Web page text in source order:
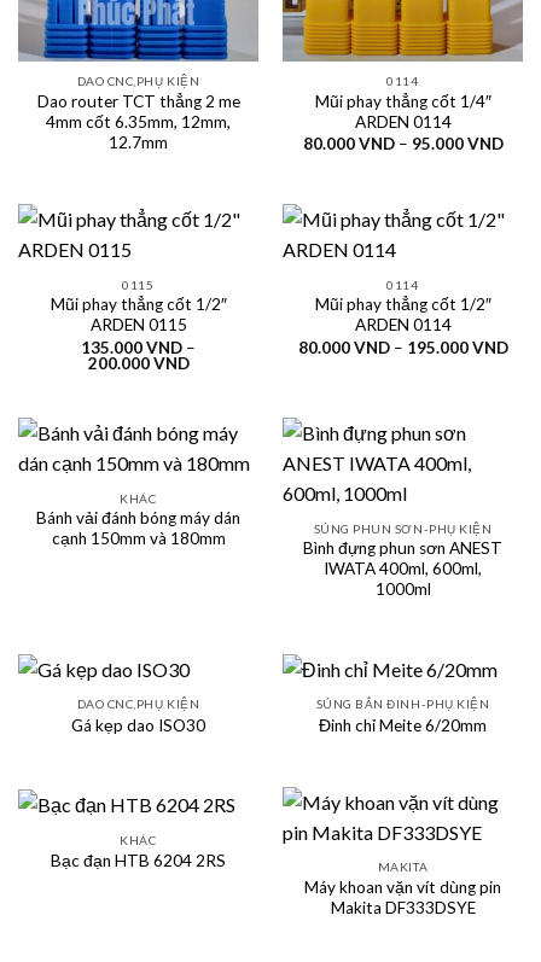
DAO CNC,PHỤ KIỆN
Dao router TCT thẳng 2 me
4mm cốt 6.35mm, 12mm,
12.7mm
0114
Mũi phay thẳng cốt 1/4″
ARDEN 0114
80.000VND – 95.000VND
0115
Mũi phay thẳng cốt 1/2″
ARDEN 0115
135.000VND –
200.000VNDKhoảng
200.000 VND
0114
Mũi phay thẳng cốt 1/2″
ARDEN 0114
80.000VND – 195.000VND
KHÁC
Bánh vải đánh bóng máy dán
cạnh 150mm và 180mm
SÚNG PHUN SƠN-PHỤ KIỆN
Bình đựng phun sơn ANEST
IWATA 400ml, 600ml,
1000ml
DAO CNC,PHỤ KIỆN
Gá kẹp dao ISO30
SÚNG BẮN ĐINH-PHỤ KIỆN
Đinh chỉ Meite 6/20mm
KHÁC
Bạc đạn HTB 6204 2RS MAKITA
Máy khoan vặn vít dùng pin
Makita DF333DSYE